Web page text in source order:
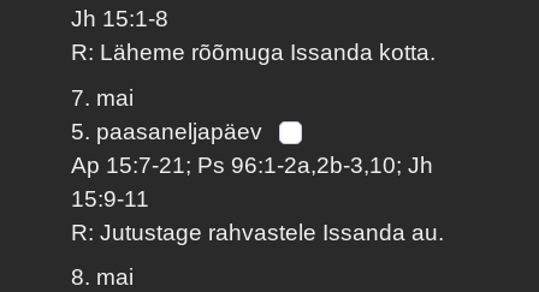
Jh 15:1-8
R: Läheme rõõmuga Issanda kotta.
7. mai
5. paasaneljapäev
Ap 15:7-21; Ps 96:1-2a,2b-3,10; Jh
15:9-11
R: Jutustage rahvastele Issanda au.
8. mai